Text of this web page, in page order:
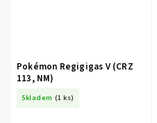
Pokémon Regigigas V (CRZ
113, NM)
Skladem (1 ks)